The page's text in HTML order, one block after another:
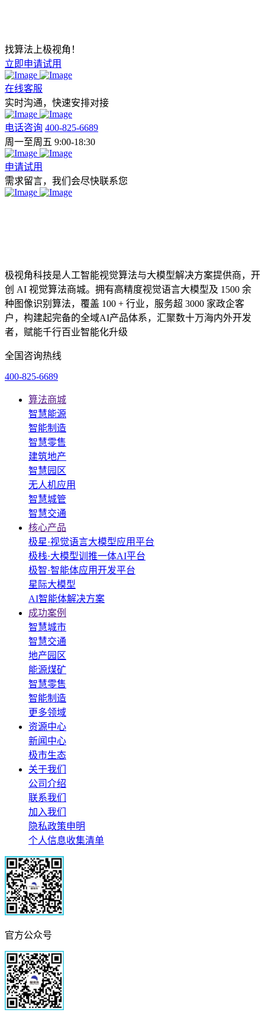
找算法上极视角！
立即申请试用
在线客服
实时沟通，快速安排对接
电话咨询 400-825-6689
周一至周五 9:00-18:30
申请试用
需求留言，我们会尽快联系您
极视角科技是人工智能视觉算法与大模型解决方案提供商，开
创 AI 视觉算法商城。拥有高精度视觉语言大模型及 1500 余
种图像识别算法，覆盖 100 + 行业，服务超 3000 家政企客
户，构建起完备的全域AI产品体系，汇聚数十万海内外开发
者，赋能千行百业智能化升级
全国咨询热线
400-825-6689
算法商城
智慧能源
智能制造
智慧零售
建筑地产
智慧园区
无人机应用
智慧城管
智慧交通
核心产品
极星·视觉语言大模型应用平台
极栈·大模型训推一体AI平台
极智·智能体应用开发平台
星际大模型
AI智能体解决方案
成功案例
智慧城市
智慧交通
地产园区
能源煤矿
智慧零售
智能制造
更多领域
资源中心
新闻中心
极市生态
关于我们
公司介绍
联系我们
加入我们
隐私政策申明
个人信息收集清单
官方公众号